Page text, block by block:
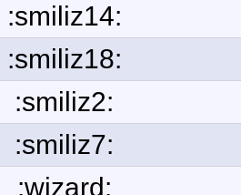
:smiliz14:
:smiliz18:
:smiliz2:
:smiliz7:
:wizard: